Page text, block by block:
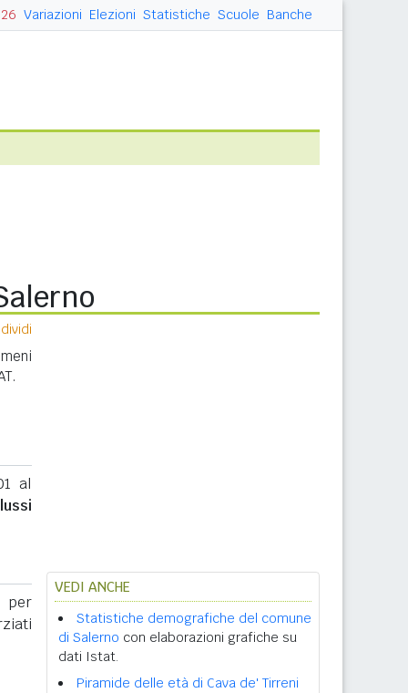
Variazioni Elezioni Statistiche Scuole Banche
al
per
VEDI ANCHE
Statistiche demografiche del comune
di Salerno con elaborazioni grafiche su
dati Istat.
Piramide delle età di Cava de' Tirreni